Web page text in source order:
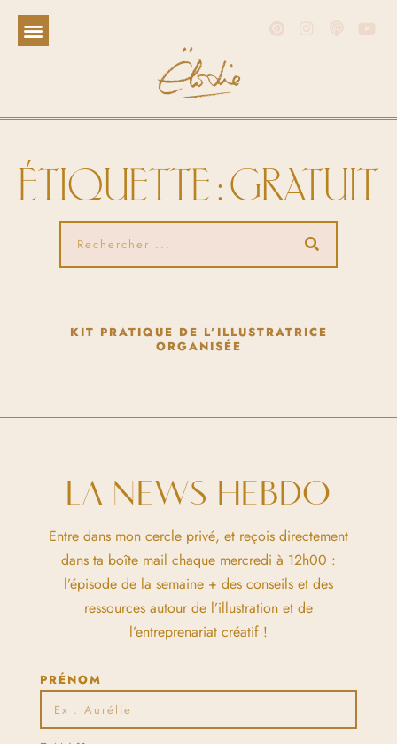
ÉTIQUETTE : GRATUIT
KIT PRATIQUE DE L’ILLUSTRATRICE
ORGANISÉE
LA NEWS HEBDO
Entre dans mon cercle privé, et reçois directement
dans ta boîte mail chaque mercredi à 12h00 :
l’épisode de la semaine + des conseils et des
ressources autour de l’illustration et de
l’entreprenariat créatif !
PRÉNOM